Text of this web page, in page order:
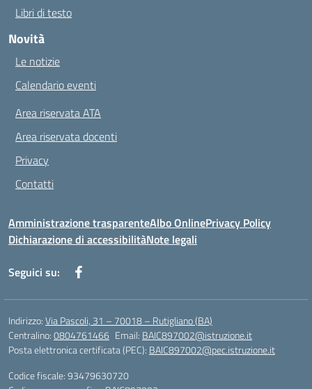
Libri di testo
Novità
Le notizie
Calendario eventi
Area riservata ATA
Area riservata docenti
Privacy
Contatti
Amministrazione trasparenteAlbo OnlinePrivacy Policy
Dichiarazione di accessibilitàNote legali
Seguici su:
Indirizzo:Via Pascoli, 31 – 70018 – Rutigliano (BA)
Centralino:0804761466 Email: BAIC897002@istruzione.it
Posta elettronica certificata (PEC): BAIC897002@pec.istruzione.it
Codice fiscale: 93479630720